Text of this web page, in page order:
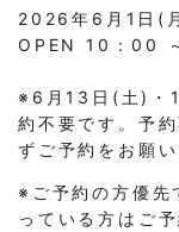
2026年6月1日(
OPEN 10：00
※6月13日(土)・
約不要です。予
ずご予約をお願
※ご予約の方優先
っている方はご